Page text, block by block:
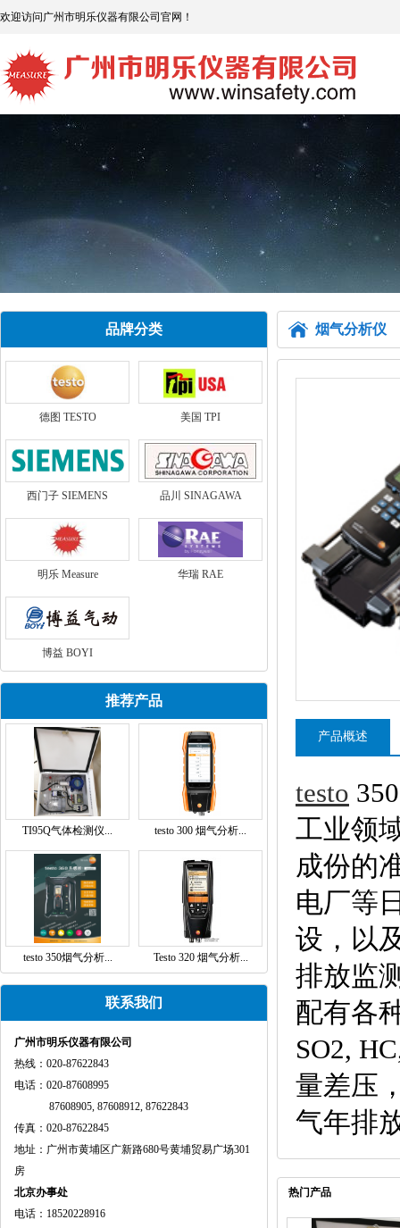
欢迎访问广州市明乐仪器有限公司官网！
品牌分类
德图 TESTO 美国 TPI
西门子 SIEMENS 品川 SINAGAWA
明乐 Measure 华瑞 RAE
博益 BOYI
推荐产品
TI95Q气体检测仪... testo 300 烟气分析...
testo 350烟气分析... Testo 320 烟气分析...
联系我们
广州市明乐仪器有限公司
热线：020-87622843
电话：020-87608995
87608905, 87608912, 87622843
传真：020-87622845
地址：广州市黄埔区广新路680号黄埔贸易广场301
房
北京办事处
电话：18520228916
烟气分析仪
产品概述
testo
工业领
成份的
电厂等
设，以
排放监
配有各
SO2,
量差压
气年排
热门产品